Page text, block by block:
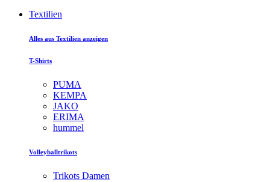
Textilien
Alles aus Textilien anzeigen
T-Shirts
PUMA
KEMPA
JAKO
ERIMA
hummel
Volleyballtrikots
Trikots Damen